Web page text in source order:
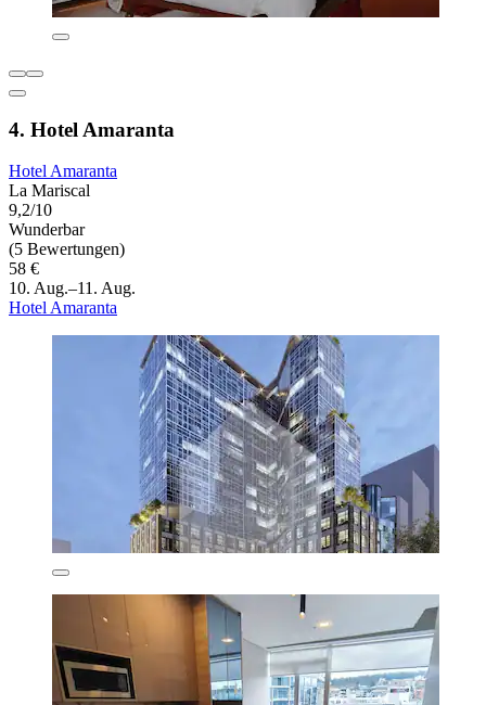
4. Hotel Amaranta
Hotel Amaranta
La Mariscal
9,2/10
Wunderbar
(5 Bewertungen)
58 €
10. Aug.–11. Aug.
Hotel Amaranta